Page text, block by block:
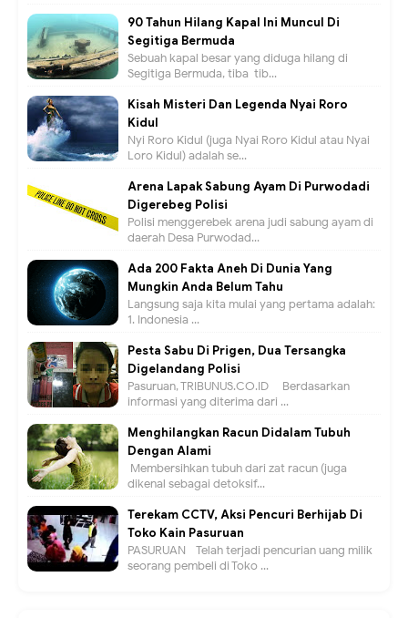
90 Tahun Hilang Kapal Ini Muncul Di
Segitiga Bermuda
Sebuah kapal besar yang diduga hilang di
Segitiga Bermuda, tiba-tib...
Kisah Misteri Dan Legenda Nyai Roro
Kidul
Nyi Roro Kidul (juga Nyai Roro Kidul atau Nyai
Loro Kidul) adalah se...
Arena Lapak Sabung Ayam Di Purwodadi
Digerebeg Polisi
Polisi menggerebek arena judi sabung ayam di
daerah Desa Purwodad...
Ada 200 Fakta Aneh Di Dunia Yang
Mungkin Anda Belum Tahu
Langsung saja kita mulai yang pertama adalah:
1. Indonesia ...
Pesta Sabu Di Prigen, Dua Tersangka
Digelandang Polisi
Pasuruan, TRIBUNUS.CO.ID - Berdasarkan
informasi yang diterima dari ...
Menghilangkan Racun Didalam Tubuh
Dengan Alami
Membersihkan tubuh dari zat racun (juga
dikenal sebagai detoksif...
Terekam CCTV, Aksi Pencuri Berhijab Di
Toko Kain Pasuruan
PASURUAN - Telah terjadi pencurian uang milik
seorang pembeli di Toko ...